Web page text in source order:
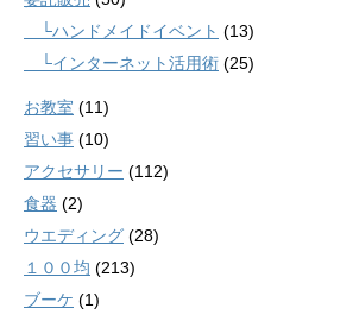
└ハンドメイドイベント (13)
└インターネット活用術 (25)
お教室 (11)
習い事 (10)
アクセサリー (112)
食器 (2)
ウエディング (28)
１００均 (213)
ブーケ (1)